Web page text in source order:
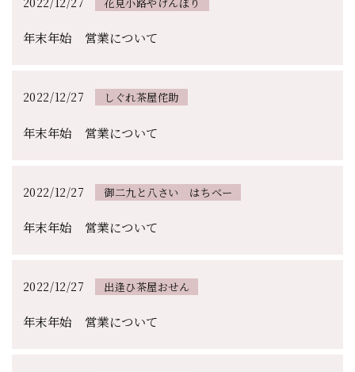
年末年始 営業について
2022/12/27 しぐれ茶屋侘助
年末年始 営業について
2022/12/27 御二九と八さい はちべー
年末年始 営業について
2022/12/27 出逢ひ茶屋おせん
年末年始 営業について